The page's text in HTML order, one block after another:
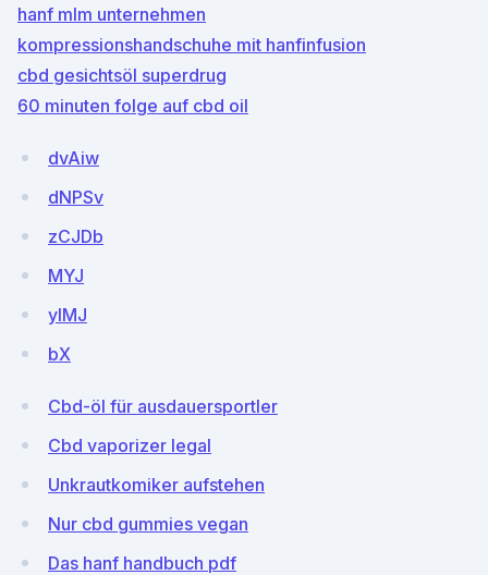
hanf mlm unternehmen
kompressionshandschuhe mit hanfinfusion
cbd gesichtsöl superdrug
60 minuten folge auf cbd oil
dvAiw
dNPSv
zCJDb
MYJ
yIMJ
bX
Cbd-öl für ausdauersportler
Cbd vaporizer legal
Unkrautkomiker aufstehen
Nur cbd gummies vegan
Das hanf handbuch pdf